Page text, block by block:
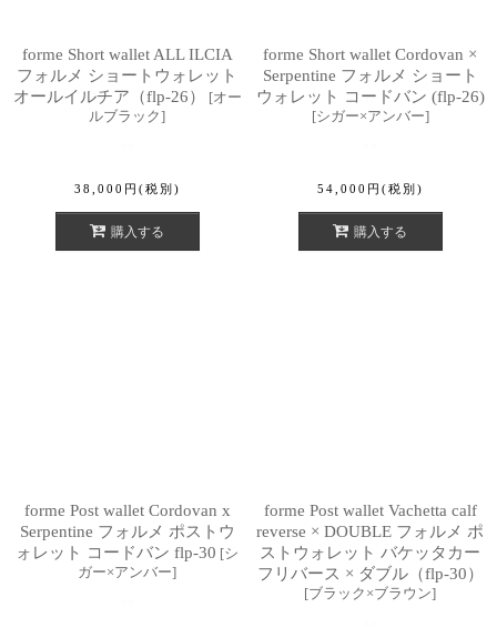
forme Short wallet ALL ILCIA
フォルメ ショートウォレット
オールイルチア（flp-26）
[オー
ルブラック]
38,000 円 (税別)
購入する
forme Short wallet Cordovan ×
Serpentine フォルメ ショート
ウォレット コードバン (flp-26)
[シガー×アンバー]
54,000 円 (税別)
購入する
forme Post wallet Cordovan x
Serpentine フォルメ ポストウ
ォレット コードバン flp-30 [シ
ガー×アンバー]
forme Post wallet Vachetta calf
reverse × DOUBLE フォルメ ポ
ストウォレット バケッタカー
フリバース × ダブル（flp-30）
[ブラック×ブラウン]